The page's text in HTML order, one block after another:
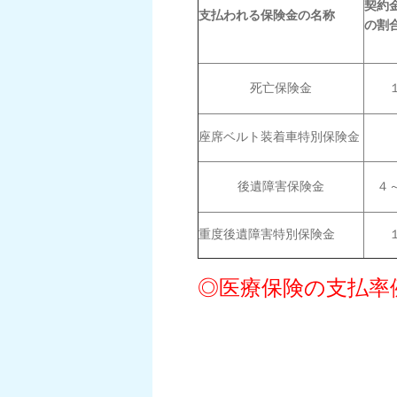
支払われる保険金の名称
契約
の割
死亡保険金 １
座席ベルト装着車特別保険金
後遺障害保険金 ４
重度後遺障害特別保険金 １
◎医療保険の支払率